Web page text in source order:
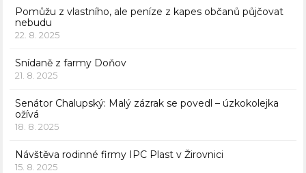
Pomůžu z vlastního, ale peníze z kapes občanů půjčovat
nebudu
22. 8. 2025
Snídaně z farmy Doňov
21. 8. 2025
Senátor Chalupský: Malý zázrak se povedl – úzkokolejka
ožívá
18. 8. 2025
Návštěva rodinné firmy IPC Plast v Žirovnici
15. 8. 2025